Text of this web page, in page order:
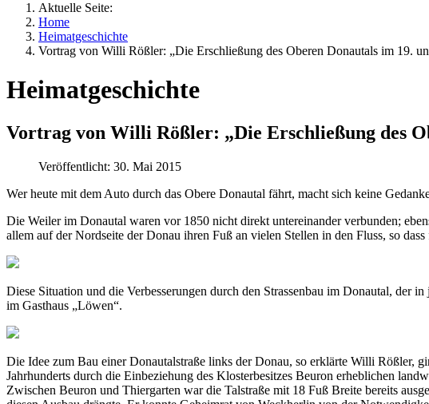
Aktuelle Seite:
Home
Heimatgeschichte
Vortrag von Willi Rößler: „Die Erschließung des Oberen Donautals im 19.
Heimatgeschichte
Vortrag von Willi Rößler: „Die Erschließung des
Veröffentlicht: 30. Mai 2015
Wer heute mit dem Auto durch das Obere Donautal fährt, macht sich keine
Die Weiler im Donautal waren vor 1850 nicht direkt untereinander verbunden;
allem auf der Nordseite der Donau ihren Fuß an vielen Stellen in den Fluss, so
Diese Situation und die Verbesserungen durch den Strassenbau im Donautal,
im Gasthaus „Löwen“.
Die Idee zum Bau einer Donautalstraße links der Donau, so erklärte Willi Rößler,
Jahrhunderts durch die Einbeziehung des Klosterbesitzes Beuron erheblichen
Zwischen Beuron und Thiergarten war die Talstraße mit 18 Fuß Breite bereits